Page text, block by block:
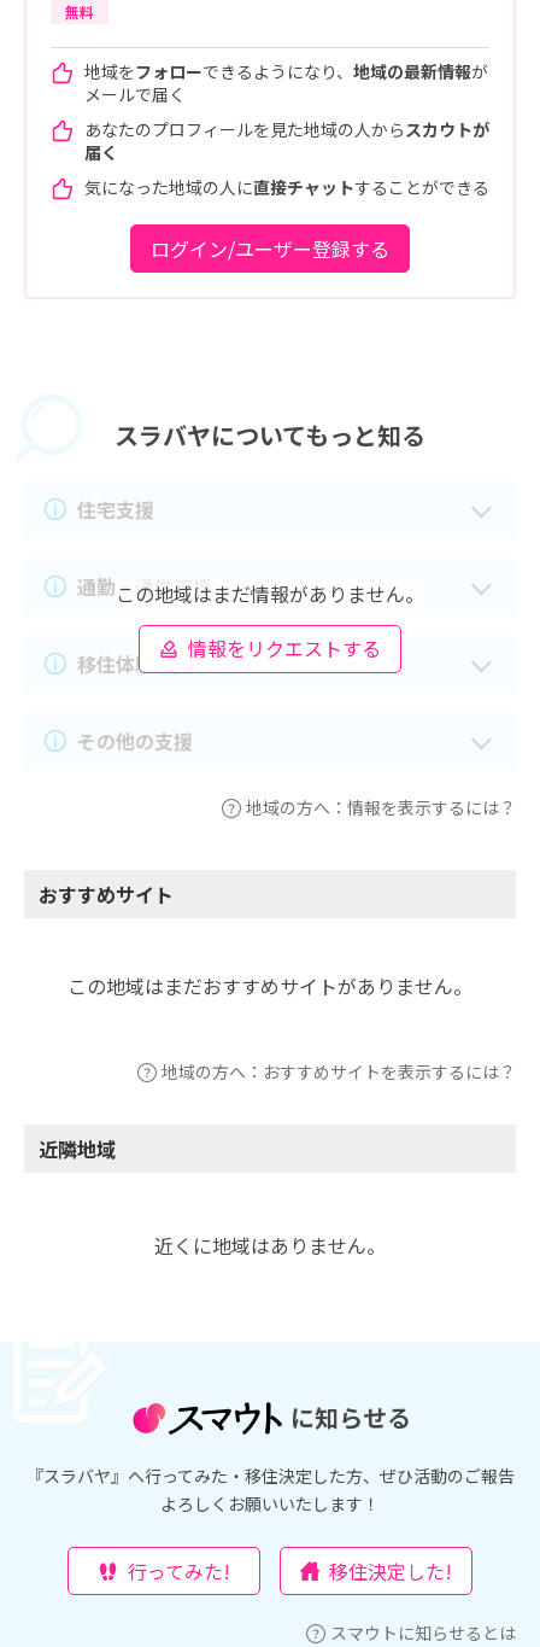
無料
地域をフォローできるようになり、 地域の最新情報が
メールで届く
あなたのプロフィールを見た地域の人からスカウトが
届く
気になった地域の人に直接チャットすることができる
ログイン/ユーザー登録する
スラバヤについてもっと知る
この地域はまだ情報がありません。
情報をリクエストする
住宅支援
通勤・通学支援
移住体験支援
その他の支援
地域の方へ：情報を表示するには？
おすすめサイト
この地域はまだおすすめサイトがありません。
地域の方へ：おすすめサイトを表示するには？
近隣地域
近くに地域はありません。
に知らせる
『スラバヤ』へ行ってみた・移住決定した方、ぜひ活動のご報告
よろしくお願いいたします！
行ってみた! 移住決定した!
スマウトに知らせるとは